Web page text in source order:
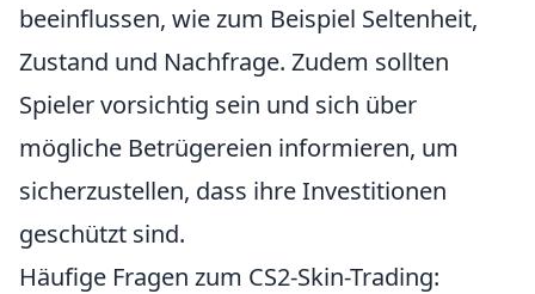
beeinflussen, wie zum Beispiel Seltenheit,
Zustand und Nachfrage. Zudem sollten
Spieler vorsichtig sein und sich über
mögliche Betrügereien informieren, um
sicherzustellen, dass ihre Investitionen
geschützt sind.
Häufige Fragen zum CS2-Skin-Trading: